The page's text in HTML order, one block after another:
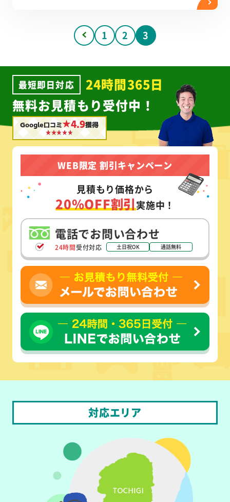
1 2 3
最短即日対応
24時間365日
無料お見積もり受付中！
Google口コミ★4.9獲得
WEB限定 割引キャンペーン
見積もり価格から
20%OFF割引実施中！
電話でお問い合わせ
24時間受付対応 土日祝OK 通話無料
対応エリア